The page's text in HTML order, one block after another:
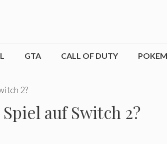
GTA CALL OF DUTY
2?
auf Switch 2?